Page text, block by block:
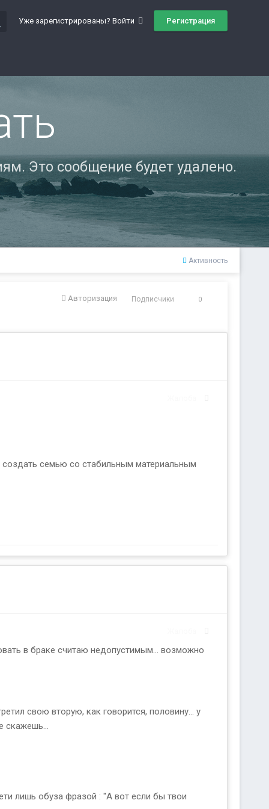
Уже зарегистрированы? Войти Регистрация
Это сообщение будет удалено.
Активность
Авторизация Подписчики 0
семью со стабильным материальным
в браке считаю недопустимым... возможно
свою вторую, как говорится, половину... у
скажешь...
лишь обуза фразой : "А вот если бы твои